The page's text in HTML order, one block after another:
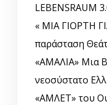
LEBENSRAUM
« ΜΙΑ ΓΙΟΡΤΗ
παράσταση
«ΑΜΑΛΙΑ» Μια
νεοσύστατο
«ΑΜΛΕΤ» του